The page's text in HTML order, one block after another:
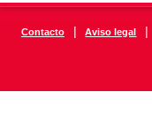
Contacto | Aviso legal |